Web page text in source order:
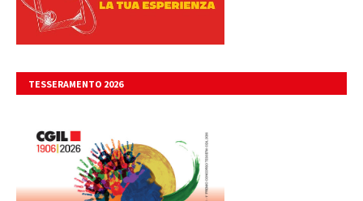
TESSERAMENTO 2026